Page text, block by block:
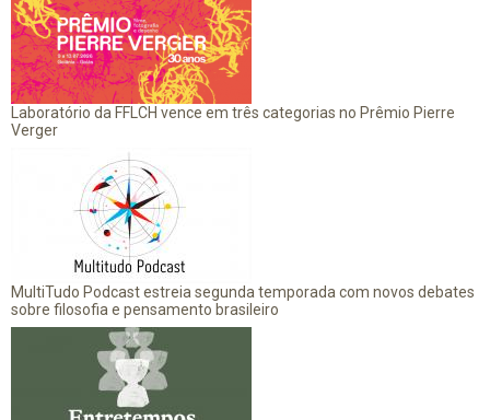
Laboratório da FFLCH vence em três categorias no Prêmio Pierre
Verger
MultiTudo Podcast estreia segunda temporada com novos debates
sobre filosofia e pensamento brasileiro